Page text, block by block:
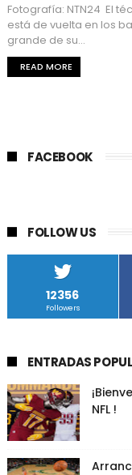
Fotografía: NTN24 El
está de vuelta en los
grande de su...
READ MORE
FACEBOOK
FOLLOW US
12356
Followers
ENTRADAS
NFL !